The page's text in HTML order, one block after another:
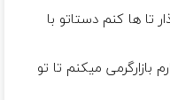
تا ها كنم دستاتو با
بازارگرمی میكنم تا تو